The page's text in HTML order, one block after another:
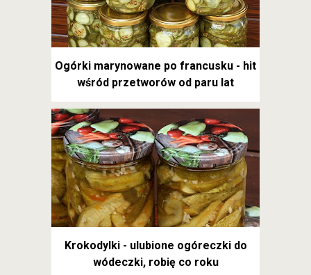
Ogórki marynowane po francusku - hit
wśród przetworów od paru lat
Krokodylki - ulubione ogóreczki do
wódeczki, robię co roku